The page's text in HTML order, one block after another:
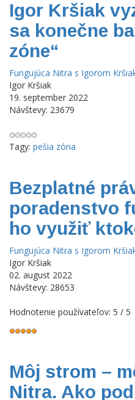
Igor Kršiak
sa konečne
zóne“
Fungujúca Nitra s Igorom
Igor Kršiak
19. september 2022
Návštevy: 23679
Tagy: pešia zóna
Bezplatné
poradenstvo
ho využiť
Fungujúca Nitra s Igorom
Igor Kršiak
02. august 2022
Návštevy: 28653
Hodnotenie používateľov: 5 / 5
Môj strom –
Nitra. Ako